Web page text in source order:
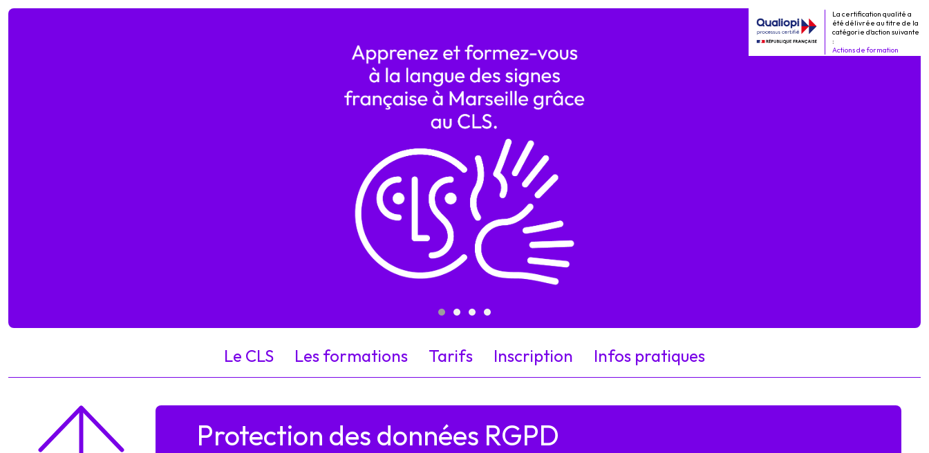
La certification qualité a
été délivrée au titre de la
catégorie d'action suivante
:
Actions de formation
Le CLS Les formations Tarifs Inscription Infos pratiques
Protection des données RGPD